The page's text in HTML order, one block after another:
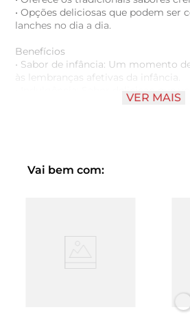
• Opções deliciosas que podem ser
lanches no dia a dia.
Benefícios
• Sabor de infância: Um momento
às lembranças afetivas da infância.
• Indulgência: Sabor delicioso que
• Conveniência: Fácil de comprar e
VER MAIS
Vai bem com: